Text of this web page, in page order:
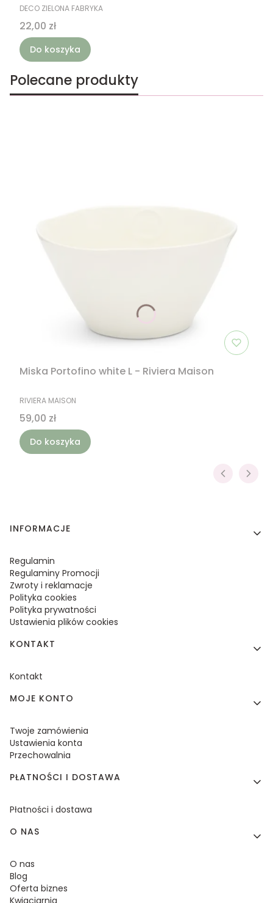
PRODUCENT
DECO ZIELONA FABRYKA
Cena
22,00 zł
Do koszyka
Polecane produkty
Miska Portofino white L - Riviera Maison
PRODUCENT
RIVIERA MAISON
Cena
59,00 zł
Do koszyka
Linki w stopce
INFORMACJE
Regulamin
Regulaminy Promocji
Zwroty i reklamacje
Polityka cookies
Polityka prywatności
Ustawienia plików cookies
KONTAKT
Kontakt
MOJE KONTO
Twoje zamówienia
Ustawienia konta
Przechowalnia
PŁATNOŚCI I DOSTAWA
Płatności i dostawa
O NAS
O nas
Blog
Oferta biznes
Kwiaciarnia